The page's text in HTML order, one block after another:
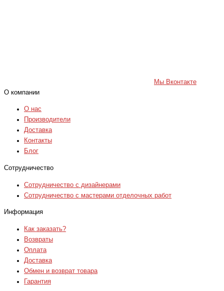
Мы Вконтакте
О компании
О нас
Производители
Доставка
Контакты
Блог
Сотрудничество
Сотрудничество с дизайнерами
Сотрудничество с мастерами отделочных работ
Информация
Как заказать?
Возвраты
Оплата
Доставка
Обмен и возврат товара
Гарантия